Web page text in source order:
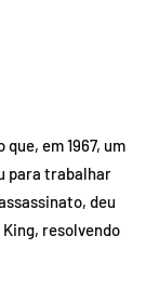
em 1967, um
para trabalhar
deu
resolvendo